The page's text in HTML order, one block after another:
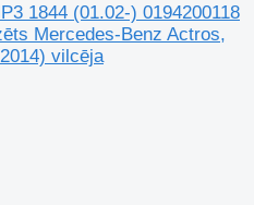
1844 (01.02-) 0194200118
Mercedes-Benz Actros,
vilcēja